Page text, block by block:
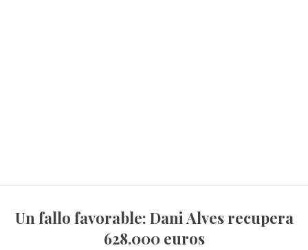
Un fallo favorable: Dani Alves recupera
628.000 euros